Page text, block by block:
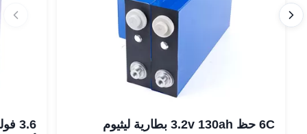
6C حظ 3.2v 130ah بطارية ليثيوم